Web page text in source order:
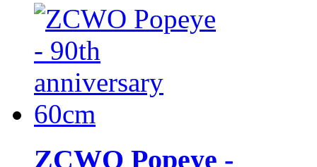
ZCWO Popeye -